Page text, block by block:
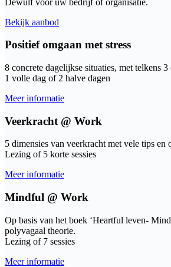
Bekijk aanbod
Positief omgaan met stress
8 concrete dagelijkse situaties, met telkens 3
1 volle dag of 2 halve dagen
Meer informatie
Veerkracht @ Work
5 dimensies van veerkracht met vele tips en
Lezing of 5 korte sessies
Meer informatie
Mindful @ Work
Op basis van het boek ‘Heartful leven-
polyvagaal theorie.
Lezing of 7 sessies
Meer informatie